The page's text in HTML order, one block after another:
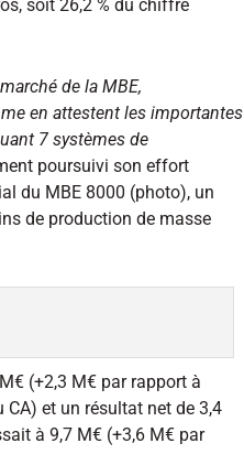
soit 26,2 % du chiffre
de la MBE,
en attestent les importantes
7 systèmes de
poursuivi son effort
du MBE 8000 (photo), un
de production de masse
(+2,3 M€ par rapport à
et un résultat net de 3,4
à 9,7 M€ (+3,6 M€ par